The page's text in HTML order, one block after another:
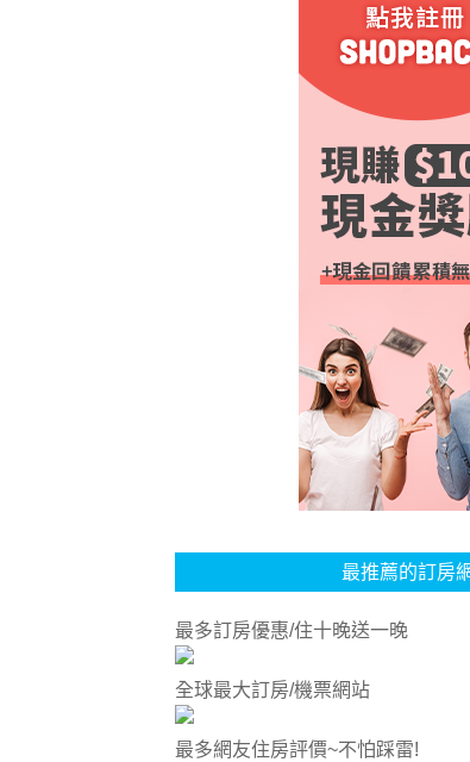
最推薦的訂房
最多訂房優惠/住十晚送一晚
全球最大訂房/機票網站
最多網友住房評價~不怕踩雷!